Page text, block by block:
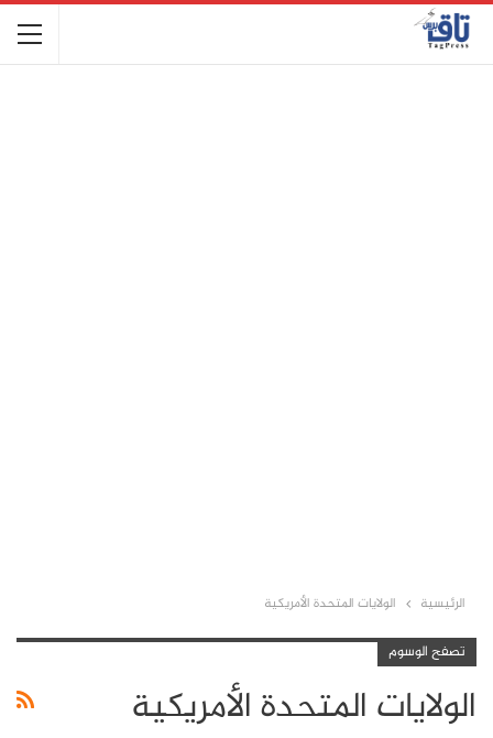
الرئيسية الولايات المتحدة الأمريكية
تصفح الوسوم
الولايات المتحدة الأمريكية